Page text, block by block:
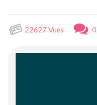
22627 Vues